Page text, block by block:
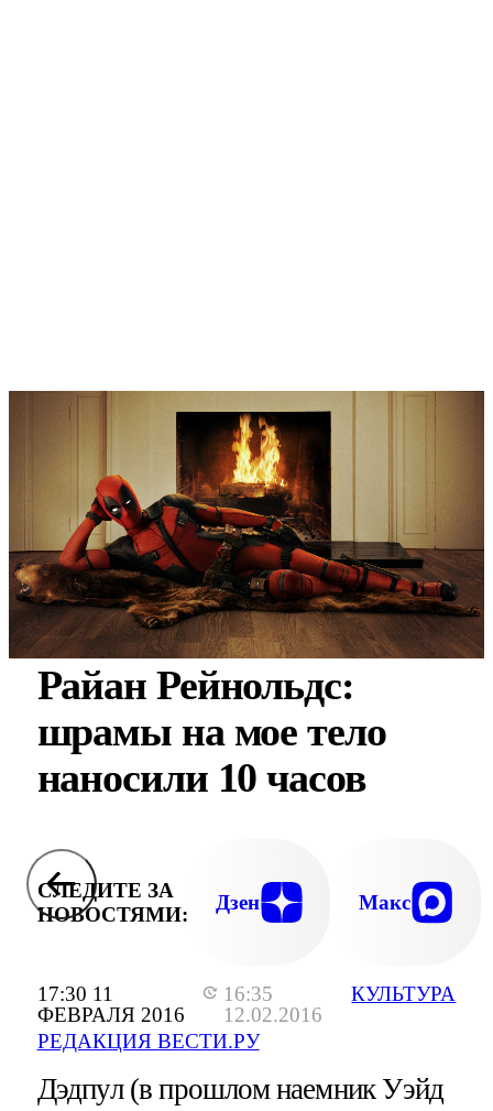
17:30 11
ФЕВРАЛЯ 2016
16:35
12.02.2016
РЕДАКЦИЯ ВЕСТИ.РУ
КУЛЬТУРА
Райан Рейнольдс:
шрамы на мое тело
наносили 10 часов
СЛЕДИТЕ ЗА
НОВОСТЯМИ:
Дзен Макс
Дэдпул (в прошлом наемник Уэйд